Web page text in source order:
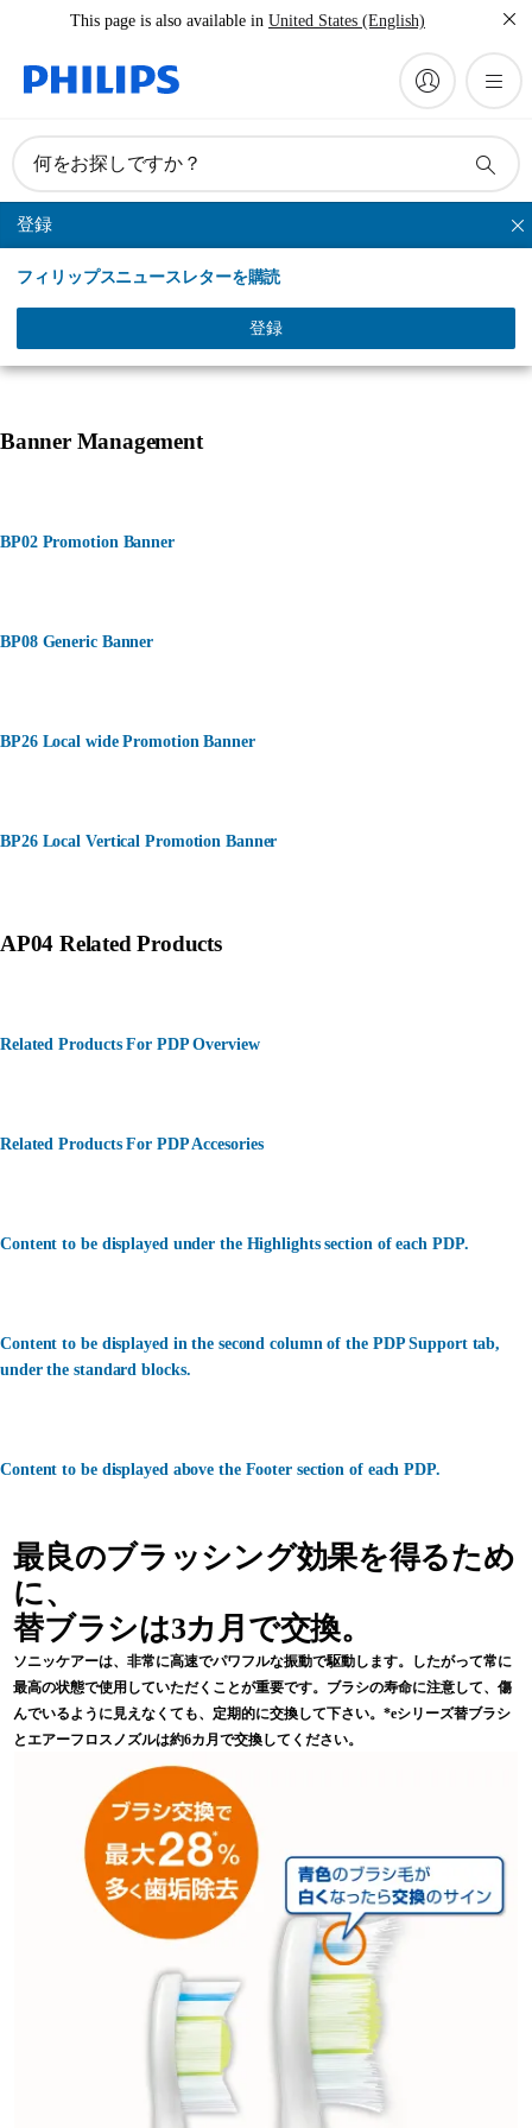
This page is also available in United States (English)
何をお探しですか？
登録
フィリップスニュースレターを購読
登録
電動歯ブラシ
製品一覧 選ばれる理由 使い方 オーラルケアと健康
Banner Management
BP02 Promotion Banner
BP08 Generic Banner
BP26 Local wide Promotion Banner
BP26 Local Vertical Promotion Banner
AP04 Related Products
Related Products For PDP Overview
Related Products For PDP Accesories
Content to be displayed under the Highlights section of each PDP.
Content to be displayed in the second column of the PDP Support tab,
under the standard blocks.
Content to be displayed above the Footer section of each PDP.
最良のブラッシング効果を得るため
に、
替ブラシは3カ月で交換。
ソニッケアーは、非常に高速でパワフルな振動で駆動します。したがって常に
最高の状態で使用していただくことが重要です。ブラシの寿命に注意して、傷
んでいるように見えなくても、定期的に交換して下さい。*eシリーズ替ブラシ
とエアーフロスノズルは約6カ月で交換してください。